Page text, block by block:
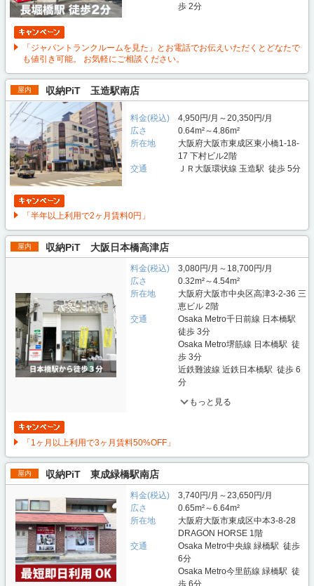
歩 2分
「ジャパントランクルームを見た」とお電話でお伝えいただくとどなたで
も値引き可能。 お気軽にご相談ください。
屋内 収納PiT 玉造駅南店
料金(税込)
4,950円/月～20,350円/月
広さ
0.64m²～4.86m²
所在地
大阪府大阪市東成区東小橋1-18-
17 下村ビル2階
交通
ＪＲ大阪環状線 玉造駅 徒歩 5分
「半年以上利用で2ヶ月賃料0円」
屋内 収納PiT 大阪日本橋高津店
料金(税込)
3,080円/月～18,700円/月
広さ
0.32m²～4.54m²
所在地
大阪府大阪市中央区高津3-2-36 三
恵ビル 2階
交通
Osaka Metro千日前線 日本橋駅
徒歩 3分
Osaka Metro堺筋線 日本橋駅 徒
歩 3分
近鉄難波線 近鉄日本橋駅 徒歩 6
分
もっと見る
「1ヶ月以上利用で3ヶ月賃料50%OFF」
屋内 収納PiT 東成緑橋駅南店
料金(税込)
3,740円/月～23,650円/月
広さ
0.65m²～6.64m²
所在地
大阪府大阪市東成区中本3-8-28
DRAGON HORSE 1階
交通
Osaka Metro中央線 緑橋駅 徒歩
6分
Osaka Metro今里筋線 緑橋駅 徒
歩 6分